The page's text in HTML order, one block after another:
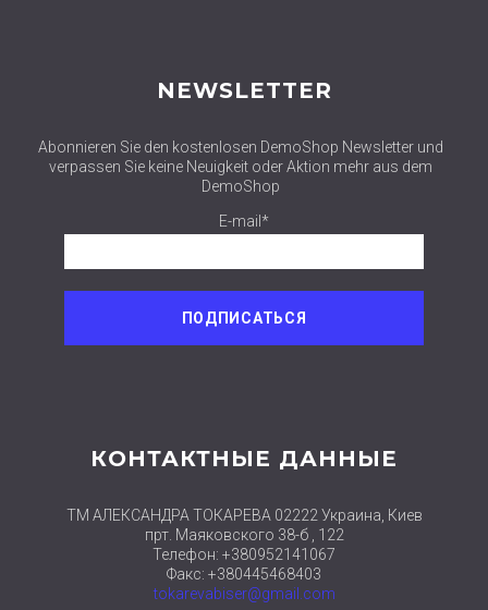
NEWSLETTER
Abonnieren Sie den kostenlosen DemoShop Newsletter und
verpassen Sie keine Neuigkeit oder Aktion mehr aus dem
DemoShop
E-mail*
КОНТАКТНЫЕ ДАННЫЕ
ТМ АЛЕКСАНДРА ТОКАРЕВА 02222 Украина, Киев
прт. Маяковского 38-б , 122
Телефон: +380952141067
Факс: +380445468403
tokarevabiser@gmail.com